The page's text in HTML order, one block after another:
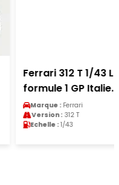
No.12 Scuderia
Look Smart